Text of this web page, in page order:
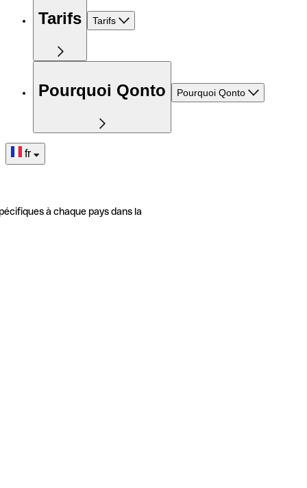
Tarifs Tarifs
Pourquoi Qonto Pourquoi Qonto
fr
à chaque pays dans la